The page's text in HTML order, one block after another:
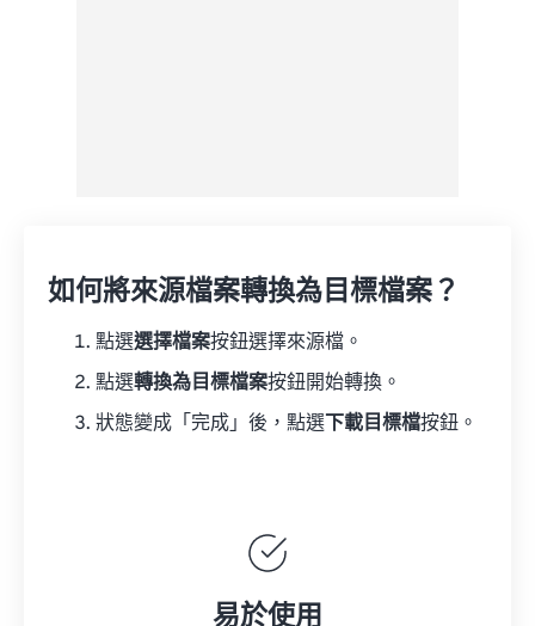
如何將來源檔案轉換為目標檔案？
點選選擇檔案按鈕選擇來源檔。
點選轉換為目標檔案按鈕開始轉換。
狀態變成「完成」後，點選 下載目標檔按鈕。
易於使用